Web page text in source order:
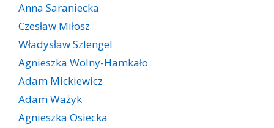
Anna Saraniecka
Czesław Miłosz
Władysław Szlengel
Agnieszka Wolny-Hamkało
Adam Mickiewicz
Adam Ważyk
Agnieszka Osiecka